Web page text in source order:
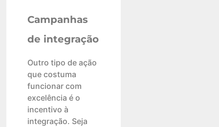
Campanhas
de integração
Outro tipo de ação
que costuma
funcionar com
excelência é o
incentivo à
integração. Seja